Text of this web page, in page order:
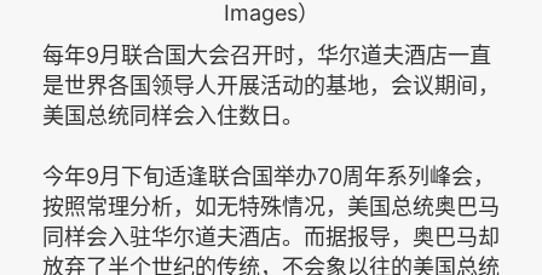
Images）
每年9月联合国大会召开时，华尔道夫酒店一直
是世界各国领导人开展活动的基地，会议期间，
美国总统同样会入住数日。
今年9月下旬适逢联合国举办70周年系列峰会，
按照常理分析，如无特殊情况，美国总统奥巴马
同样会入驻华尔道夫酒店。而据报导，奥巴马却
放弃了半个世纪的传统，不会象以往的美国总统